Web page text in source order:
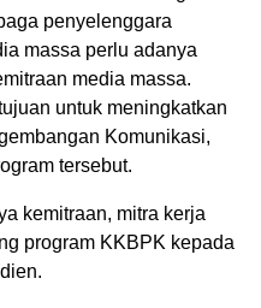
penyelenggara
massa perlu adanya
media massa.
untuk meningkatkan
Komunikasi,
tersebut.
kemitraan, mitra kerja
program KKBPK kepada